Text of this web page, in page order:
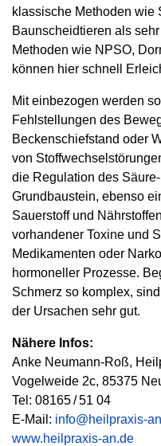
klassische Methoden wie
Baunscheidtieren als
Methoden wie NPSO,
können hier schnell
Mit einbezogen werden
Fehlstellungen des
Beckenschiefstand oder
von
die Regulation des
Grundbaustein, ebenso
Sauerstoff und
vorhandener Toxine und
Medikamenten oder
hormoneller Prozesse.
Schmerz so komplex,
der Ursachen sehr gut.
Nähere Infos:
Anke Neumann-Roß,
Vogelweide 2c, 85375
Tel: 08165 / 51 04
E-Mail: info@heilpraxis-
www.heilpraxis-an.de